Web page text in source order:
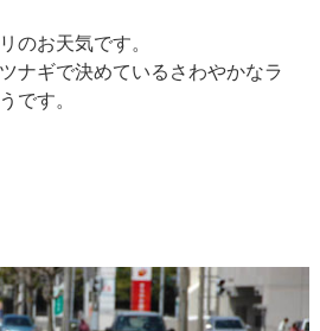
のお天気です。
ナギで決めているさわやかなラ
です。